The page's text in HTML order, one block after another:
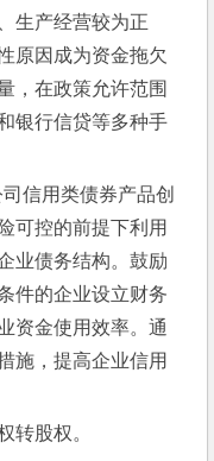
生产经营较为正
原因成为资金拖欠
，在政策允许范围
银行信贷等多种手
信用类债券产品创
可控的前提下利用
业债务结构。鼓励
件的企业设立财务
资金使用效率。通
施，提高企业信用
转股权。